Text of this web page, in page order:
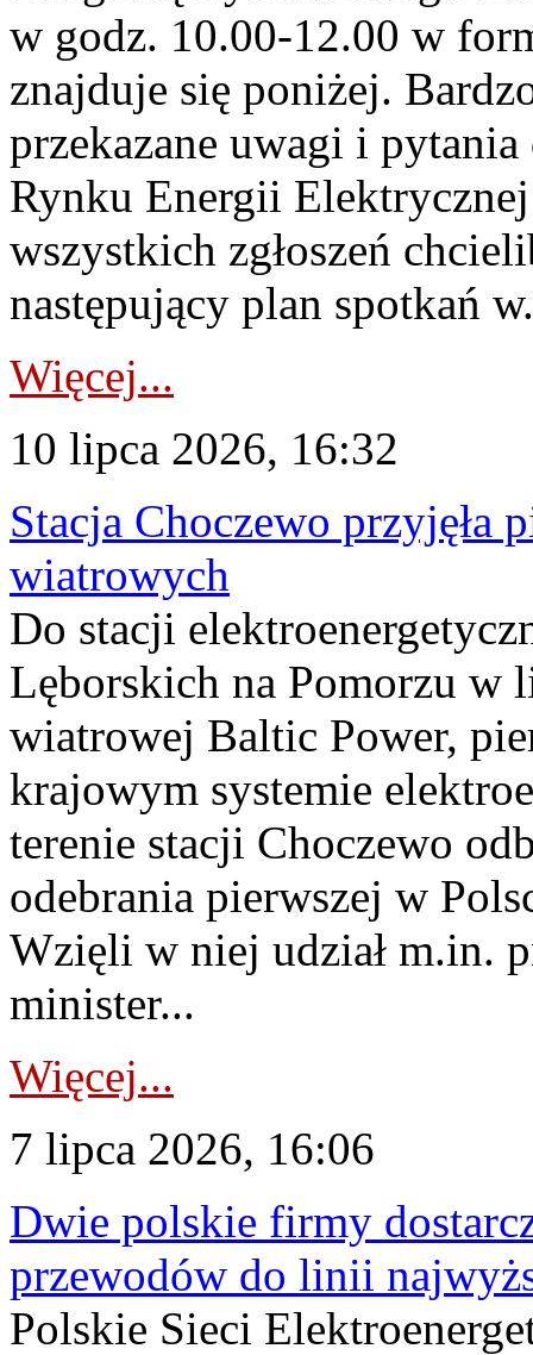
w godz. 10.00-12.00 w
znajduje się poniżej.
przekazane uwagi i
Rynku Energii
wszystkich zgłoszeń
następujący plan spotkań
Więcej...
10 lipca 2026, 16:32
Stacja Choczewo przyjęła
wiatrowych
Do stacji
Lęborskich na Pomorzu w
wiatrowej Baltic Power,
krajowym systemie
terenie stacji Choczewo
odebrania pierwszej w
Wzięli w niej udział m.in.
minister...
Więcej...
7 lipca 2026, 16:06
Dwie polskie firmy
przewodów do linii
Polskie Sieci